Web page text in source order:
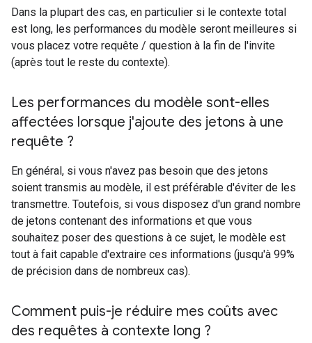
Dans la plupart des cas, en particulier si le contexte total
est long, les performances du modèle seront meilleures si
vous placez votre requête / question à la fin de l'invite
(après tout le reste du contexte).
Les performances du modèle sont-elles
affectées lorsque j'ajoute des jetons à une
requête ?
En général, si vous n'avez pas besoin que des jetons
soient transmis au modèle, il est préférable d'éviter de les
transmettre. Toutefois, si vous disposez d'un grand nombre
de jetons contenant des informations et que vous
souhaitez poser des questions à ce sujet, le modèle est
tout à fait capable d'extraire ces informations (jusqu'à 99%
de précision dans de nombreux cas).
Comment puis-je réduire mes coûts avec
des requêtes à contexte long ?